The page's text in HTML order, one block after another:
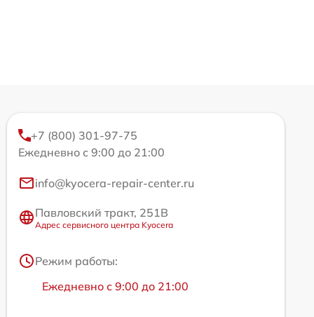
+7 (800) 301-97-75
Ежедневно с 9:00 до 21:00
info@kyocera-repair-center.ru
Павловский тракт, 251В
Адрес сервисного центра Kyocera
Режим работы:
Ежедневно с 9:00 до 21:00